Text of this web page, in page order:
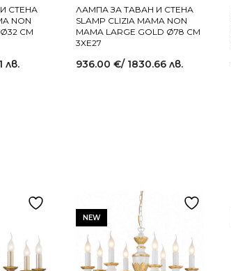
СТЕНА
NON
Ø32 СМ
лв.
ЛАМПА ЗА ТАВАН И СТЕНА
SLAMP CLIZIA MAMA NON
MAMA LARGE GOLD Ø78 СМ
3XE27
936.00 €/ 1830.66 лв.
NEW